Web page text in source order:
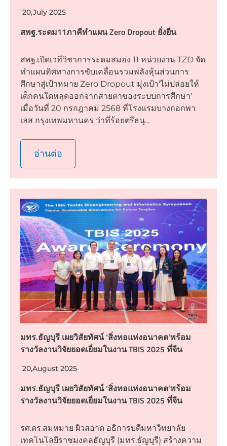
20,July 2025
สพฐ.ระดม11ภาคีทำแผน Zero Dropout ยั่งยืน
สพฐ.เปิดเวทีวิชาการระดมสมอง 11 หน่วยงาน TZD จัด
ทำแผนทิศทางการขับเคลื่อนรวมพลังหุ้นส่วนการ
ศึกษาสู่เป้าหมาย Zero Dropout มุ่งเป้า‘ไม่ปล่อยให้
เด็กคนใดหลุดออกจากสายตาของระบบการศึกษา’
เมื่อวันที่ 20 กรกฎาคม 2568 ที่โรงแรมบางกอกพา
เลส กรุงเทพมหานคร ว่าที่ร้อยตรีธนุ...
อ่านต่อ
มทร.ธัญบุรี เผยวิสัยทัศน์ ‘สิ่งทอแห่งอนาคต’พร้อม
รางวัลงานวิจัยยอดเยี่ยมในงาน TBIS 2025 ที่จีน
20,August 2025
มทร.ธัญบุรี เผยวิสัยทัศน์ ‘สิ่งทอแห่งอนาคต’พร้อม
รางวัลงานวิจัยยอดเยี่ยมในงาน TBIS 2025 ที่จีน
รศ.ดร.สมหมาย ผิวสอาด อธิการบดีมหาวิทยาลัย
เทคโนโลยีราชมงคลธัญบุรี (มทร.ธัญบุรี) สร้างความ